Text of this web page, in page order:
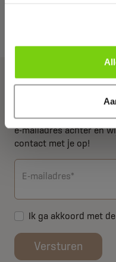
Meer
Wil jij weten wat wij
e-mailadres achter en
contact met je op!
E-mailadres*
Ik ga akkoord met de
Versturen